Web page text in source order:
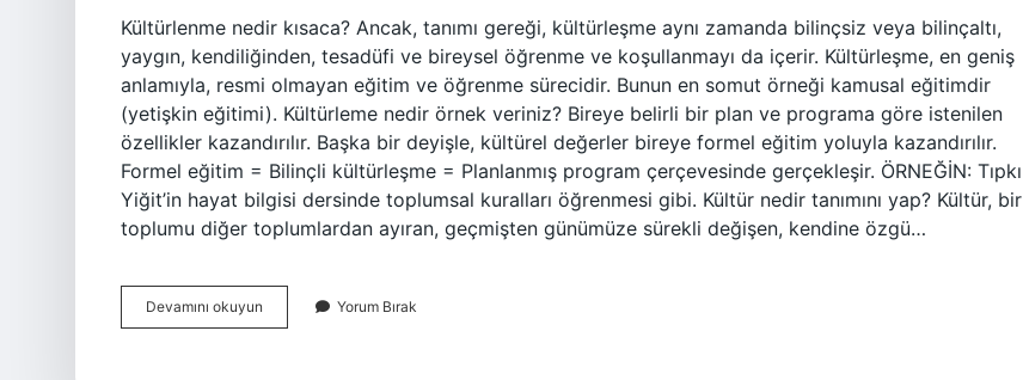
Kültürlenme nedir kısaca? Ancak, tanımı gereği, kültürleşme aynı zamanda bilinçsiz veya bilinçaltı,
yaygın, kendiliğinden, tesadüfi ve bireysel öğrenme ve koşullanmayı da içerir. Kültürleşme, en geniş
anlamıyla, resmi olmayan eğitim ve öğrenme sürecidir. Bunun en somut örneği kamusal eğitimdir
(yetişkin eğitimi). Kültürleme nedir örnek veriniz? Bireye belirli bir plan ve programa göre istenilen
özellikler kazandırılır. Başka bir deyişle, kültürel değerler bireye formel eğitim yoluyla kazandırılır.
Formel eğitim = Bilinçli kültürleşme = Planlanmış program çerçevesinde gerçekleşir. ÖRNEĞİN: Tıpkı
Yiğit’in hayat bilgisi dersinde toplumsal kuralları öğrenmesi gibi. Kültür nedir tanımını yap? Kültür, bir
toplumu diğer toplumlardan ayıran, geçmişten günümüze sürekli değişen, kendine özgü…
Devamını okuyun Kültürlemek
Nedir
Yorum Bırak